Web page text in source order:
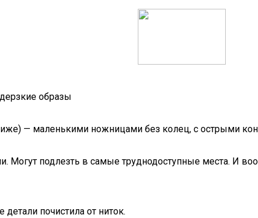
образы
— маленькими ножницами без колец, с острыми
Могут подлезть в самые труднодоступные места. И
почистила от ниток.